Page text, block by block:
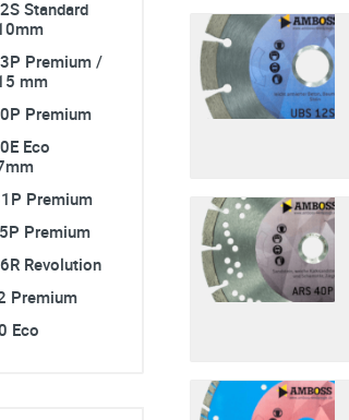
Standard
Premium /
mm
Premium
Eco
Premium
Premium
Revolution
Premium
Eco